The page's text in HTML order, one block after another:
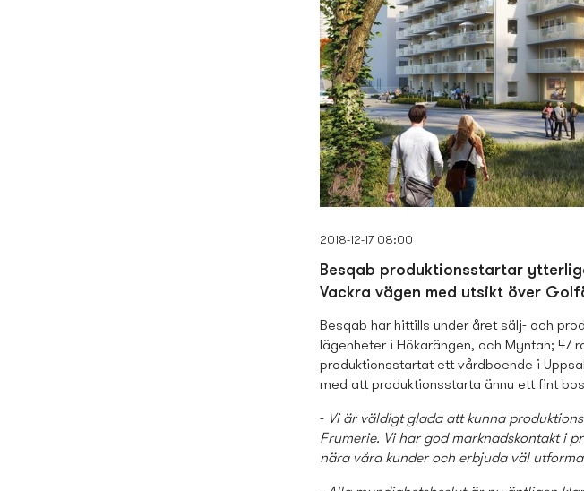
2018-12-17 08:00
Besqab produktionsstartar
Vackra vägen med utsikt över
Besqab har hittills under året sälj- och
lägenheter i Hökarängen, och Myntan; 47
produktionsstartat ett vårdboende i
med att produktionsstarta ännu ett fint
- Vi är väldigt glada att kunna
Frumerie. Vi har god marknadskontakt i
nära våra kunder och erbjuda väl